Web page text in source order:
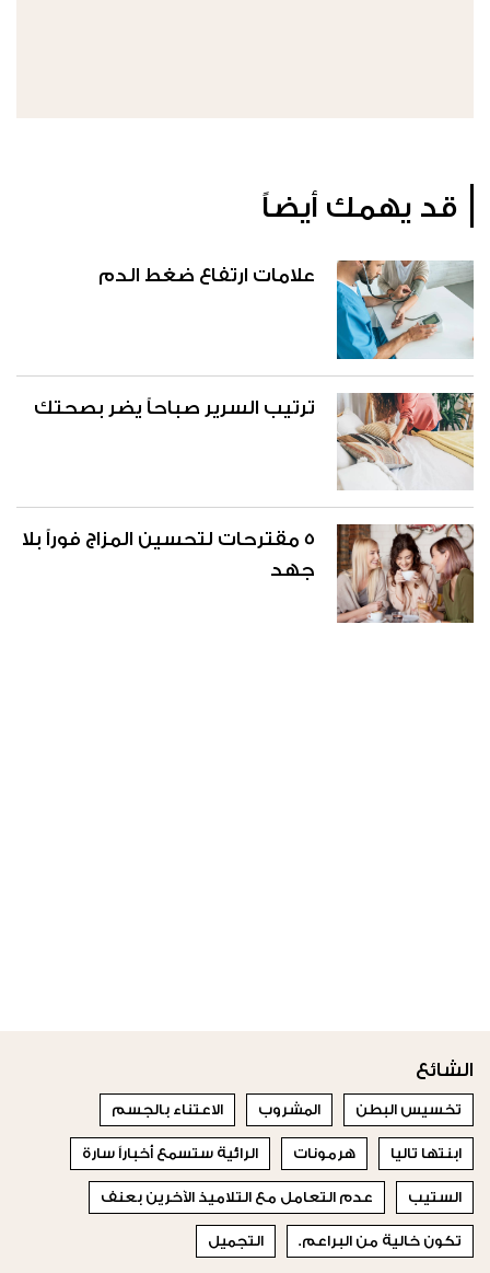
قد يهمك أيضاً
علامات ارتفاع ضغط الدم
ترتيب السرير صباحاً يضر بصحتك
5 مقترحات لتحسين المزاج فوراً بلا
جهد
الشائع
تخسيس البطن المشروب الاعتناء بالجسم
ابنتها تاليا هرمونات الرائية ستسمع أخباراً سارة
الستيب عدم التعامل مع التلاميذ الآخرين بعنف
تكون خالية من البراعم. التجميل